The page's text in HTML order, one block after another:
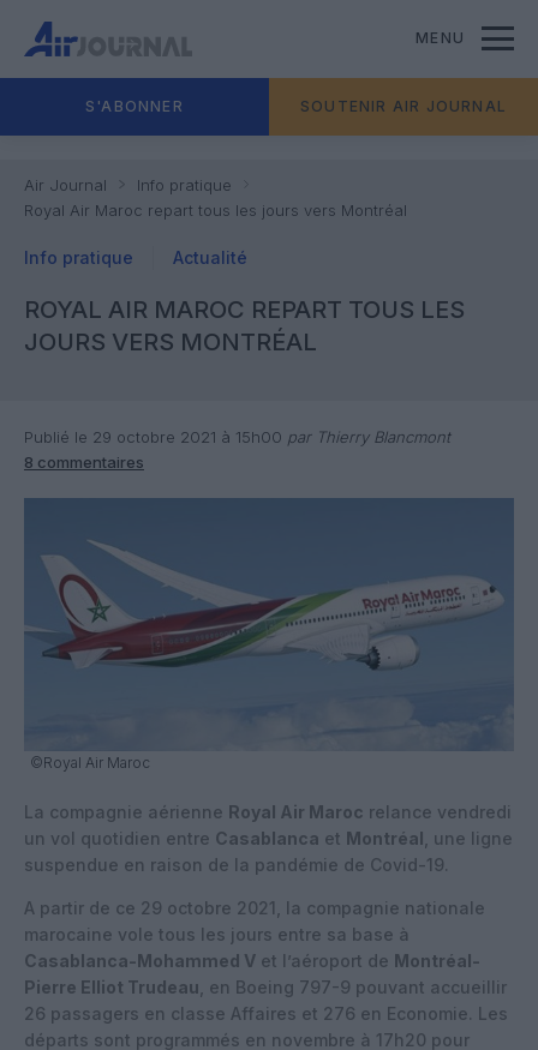
MENU
S'ABONNER SOUTENIR AIR JOURNAL
Air Journal
Info pratique
Royal Air Maroc repart tous les jours vers Montréal
Info pratique Actualité
ROYAL AIR MAROC REPART TOUS LES
JOURS VERS MONTRÉAL
Publié le 29 octobre 2021 à 15h00 par Thierry Blancmont
8 commentaires
©Royal Air Maroc
La compagnie aérienne Royal Air Maroc relance vendredi
un vol quotidien entre Casablanca et Montréal , une ligne
suspendue en raison de la pandémie de Covid-19.
A partir de ce 29 octobre 2021, la compagnie nationale
marocaine vole tous les jours entre sa base à
Casablanca-Mohammed V et l’aéroport de Montréal-
Pierre Elliot Trudeau , en Boeing 797-9 pouvant accueillir
26 passagers en classe Affaires et 276 en Economie. Les
départs sont programmés en novembre à 17h20 pour